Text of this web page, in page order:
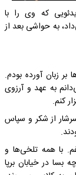
که وی را با
به حواشی بعد از
زبان آورده بودم.
به عهد و آرزوی
کنم.
از شکر و سپاس
با همه تلخی‌ها و
در خیابان برپا